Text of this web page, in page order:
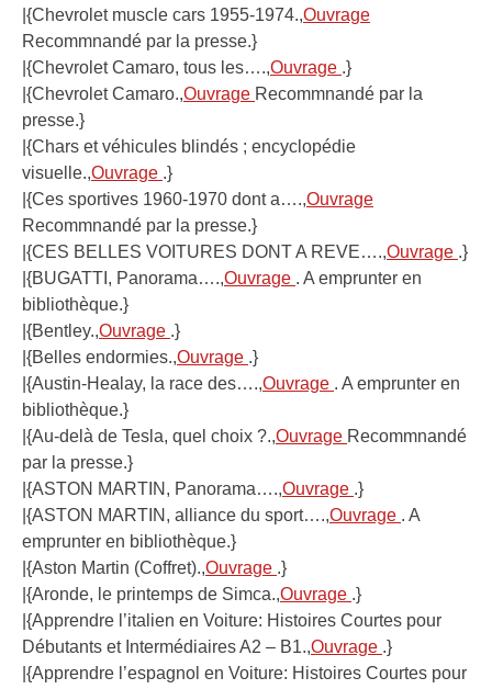
|{Chevrolet muscle cars 1955-1974.,Ouvrage
Recommnandé par la presse.}
|{Chevrolet Camaro, tous les….,Ouvrage .}
|{Chevrolet Camaro.,Ouvrage Recommnandé par la
presse.}
|{Chars et véhicules blindés ; encyclopédie
visuelle.,Ouvrage .}
|{Ces sportives 1960-1970 dont a….,Ouvrage
Recommnandé par la presse.}
|{CES BELLES VOITURES DONT A REVE….,Ouvrage .}
|{BUGATTI, Panorama….,Ouvrage . A emprunter en
bibliothèque.}
|{Bentley.,Ouvrage .}
|{Belles endormies.,Ouvrage .}
|{Austin-Healay, la race des….,Ouvrage . A emprunter en
bibliothèque.}
|{Au-delà de Tesla, quel choix ?.,Ouvrage Recommnandé
par la presse.}
|{ASTON MARTIN, Panorama….,Ouvrage .}
|{ASTON MARTIN, alliance du sport….,Ouvrage . A
emprunter en bibliothèque.}
|{Aston Martin (Coffret).,Ouvrage .}
|{Aronde, le printemps de Simca.,Ouvrage .}
|{Apprendre l’italien en Voiture: Histoires Courtes pour
Débutants et Intermédiaires A2 – B1.,Ouvrage .}
|{Apprendre l’espagnol en Voiture: Histoires Courtes pour